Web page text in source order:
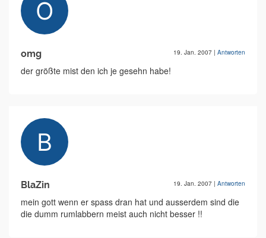
omg 19. Jan. 2007 | Antworten
der größte mist den ich je gesehn habe!
BlaZin 19. Jan. 2007 | Antworten
mein gott wenn er spass dran hat und ausserdem sind die
die dumm rumlabbern meist auch nicht besser !!